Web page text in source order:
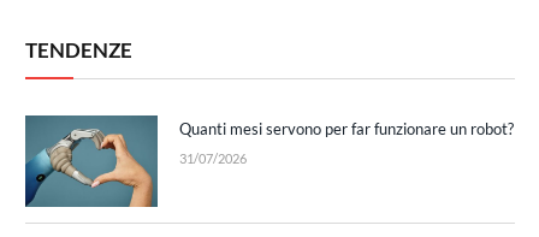
TENDENZE
Quanti mesi servono per far funzionare un robot?
31/07/2026